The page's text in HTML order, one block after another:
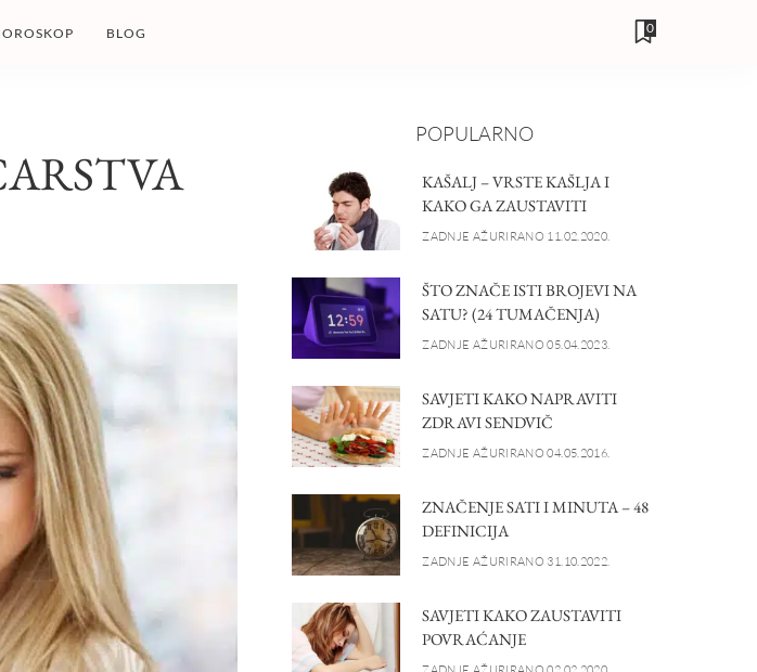
BLOG 0
POPULARNO
KAŠALJ – VRSTE KAŠLJA I
KAKO GA ZAUSTAVITI
ZADNJE AŽURIRANO 11.02.2020.
ŠTO ZNAČE ISTI BROJEVI NA
SATU? (24 TUMAČENJA)
ZADNJE AŽURIRANO 05.04.2023.
SAVJETI KAKO NAPRAVITI
ZDRAVI SENDVIČ
ZADNJE AŽURIRANO 04.05.2016.
ZNAČENJE SATI I MINUTA – 48
DEFINICIJA
ZADNJE AŽURIRANO 31.10.2022.
SAVJETI KAKO ZAUSTAVITI
POVRAĆANJE